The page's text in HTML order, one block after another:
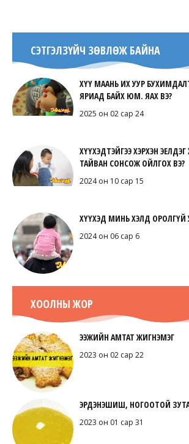
СЭТГЭЛЗҮЙЧ ЗӨВЛӨЖ БАЙНА
ХҮҮ МААНЬ ИХ УУР
ЯРИАД БАЙХ ЮМ. ЯАХ ВЭ?
2025 он 02 сар 24
ХҮҮХЭДТЭЙГЭЭ ХЭРХЭН
ТАЙВАН СОНСОЖ ОЙЛГОХ ВЭ?
2024 он 10 сар 15
ХҮҮХЭД МИНЬ ХЭЛД
2024 он 06 сар 6
ХООЛНЫ ЖОР
ЭЭЖИЙН АМТАТ ЖИГНЭМЭГ
2023 он 02 сар 22
ЭРДЭНЭШИШ, НОГООТОЙ
2023 он 01 сар 31